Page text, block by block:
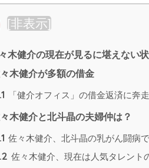
[非表示]
木健介の現在が見るに堪えない
木健介が多額の借金
「健介オフィス」の借金返済に奔
木健介と北斗晶の夫婦仲は？
佐々木健介、北斗晶の乳がん闘病
佐々木健介、現在は人気タレント